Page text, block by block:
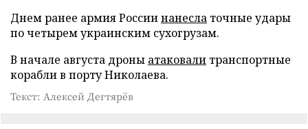
Днем ранее армия Россиинанесла точные удары
по четырем украинским сухогрузам.
В начале августа дроны атаковали транспортные
корабли в порту Николаева.
Текст: Алексей Дегтярёв